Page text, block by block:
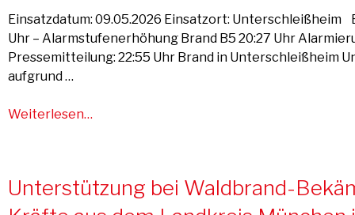
Einsatzdatum: 09.05.2026 Einsatzort: Unterschleißheim
Uhr – Alarmstufenerhöhung Brand B5 20:27 Uhr
Pressemitteilung: 22:55 Uhr Brand in Unterschleißheim
aufgrund …
Weiterlesen…
Unterstützung bei Waldbrand-